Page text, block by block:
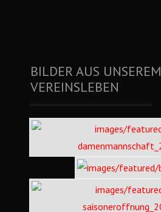
BILDER AUS UNSEREM
VEREINSLEBEN